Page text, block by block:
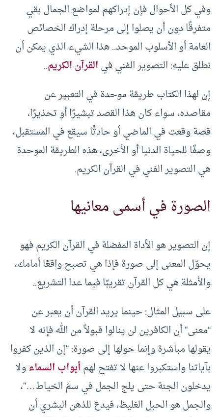
وفي كل الأحوال فإن إدراكهم لمواضع الجمال بقي
متفرقًا دون أن يصلوا إلى مرحلة إدراك الخصائص
العامة أو الأسلوب الموحد.. هذا الشيء الذي يمكن أن
نطلق عليه: التصوير الفني فيالقرآن الكريم..
إن لهذا الكتاب طريقة موحدة في التعبير عن
مقاصده، سواء كان هذا القصد تبشيرًا أو تحذيرًا،
قصة وقعت في الماضي أو حادثًا سيقع في المستقبل،
وصفًا للحياة الدنيا أو الأخرى، هذه الطريقة الموحدة
هي التصوير الفني في القرآن الكريم.
الصورة في أسمى معانيها
إن التصوير هو الأداة المفضلة في القرآن الكريم فهو
يحوّل المعنى إلى صورة فإذا هي تصبح واقعًا أمامك،
والأمثلة هي كل القرآن تقريبًا فيما عدا التشريع..
على سبيل المثال: حينما يريد القرآن أن يعبر عن
“معنى” أن الكافرين لن ينالوا قبولاً من الله فإنه لا
يقولها مباشرة وإنما حولها إلى صورة: “إن الذين كفروا
بآياتنا واستكبروا عنها لا تفتح لهمأبواب السماءولا
يدخلون الجنة حتى يلج الجمل في سمّ الخياط…”،
والجمل هو الحبل الغليظ، فيدع للذهن البشري أن